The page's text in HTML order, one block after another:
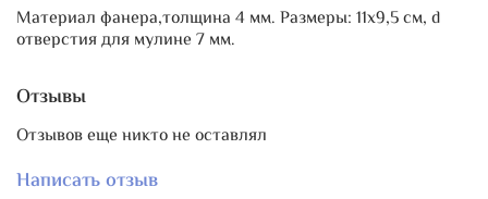
Материал фанера,толщина 4 мм. Размеры: 11х9,5 см, d
отверстия для мулине 7 мм.
Отзывы
Отзывов еще никто не оставлял
Написать отзыв